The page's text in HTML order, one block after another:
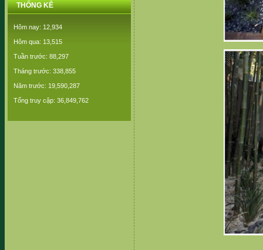
THỐNG KÊ
Hôm nay: 12,934
Hôm qua: 13,515
Tuần trước: 88,297
Tháng trước: 338,855
Năm trước: 19,590,287
Tổng truy cập: 36,849,762